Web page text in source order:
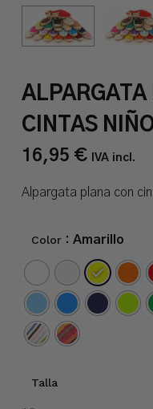
ALPARGATA
CINTAS
16,95 € IVA incl.
Alpargata plana con
Color : Amarillo
Talla